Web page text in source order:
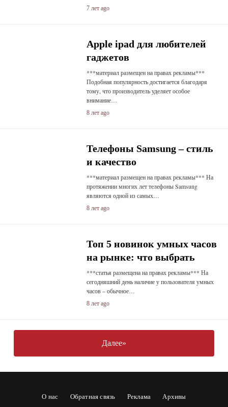
7 лет ago
Apple ipad для любителей
гаджетов
***материал размещен на правах рекламы***
Подобная популярность достигается благодаря
тому, что производитель уделяет особое
внимание…
8 лет ago
Телефоны Samsung – стиль
и качество
***материал размещен на правах рекламы*** На
протяжении многих лет телефоны Samsung
являются одной из самых…
8 лет ago
Топ 5 новинок умных часов
на рынке: что выбрать
***статья размещена на правах рекламы*** На
сегодняшний день наличие у пользователя умных
часов – обычное…
8 лет ago
Далее»
О нас Обратная связь Реклама Архивы